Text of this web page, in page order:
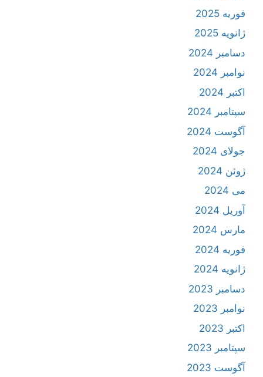
فوریه 2025
ژانویه 2025
دسامبر 2024
نوامبر 2024
اکتبر 2024
سپتامبر 2024
آگوست 2024
جولای 2024
ژوئن 2024
می 2024
آوریل 2024
مارس 2024
فوریه 2024
ژانویه 2024
دسامبر 2023
نوامبر 2023
اکتبر 2023
سپتامبر 2023
آگوست 2023